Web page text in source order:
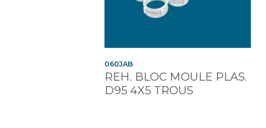
060JAB
REH. BLOC MOULE PLAS.
D95 4X5 TROUS